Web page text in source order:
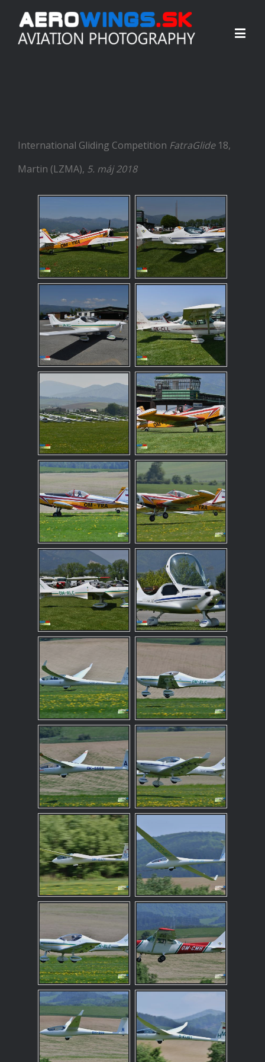
International Gliding Competition FatraGlide18,
Martin (LZMA), 5. máj 2018
Nevyhnutne
nutné
súbory
cookies
Sú to
základné
cookies,
umožňujú
pohybovať sa
po webovej
stránke a
používať jej
funkcie. Tieto
súbory
cookies
neukladajú
žiadne
informácie o
vás, ktoré by
sa dali použiť
na marketing
alebo na
zapamätanie
si, čo ste si
pozerali.
Analytické
súbory
cookies
Aby sme
mohli
zlepšiť
funkčnosť a
štruktúru
webovej
stránky na
základe
spôsobu
používania
webovej
stránky.
Používame
službu
Analytics,
ktorá nám
pomáha
monitorovať
a zlepšovať
výkonnosť
webovej
stránky, aby
sme vám